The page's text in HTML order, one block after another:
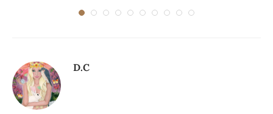
D.C